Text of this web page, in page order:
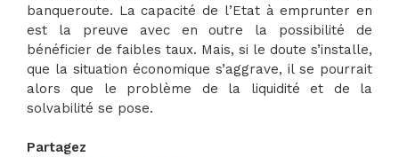
banqueroute. La capacité de l’Etat à emprunter en
est la preuve avec en outre la possibilité de
bénéficier de faibles taux. Mais, si le doute s’installe,
que la situation économique s’aggrave, il se pourrait
alors que le problème de la liquidité et de la
solvabilité se pose.
Partagez